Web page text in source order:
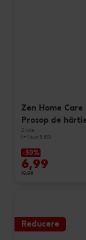
Zen Home Care
Prosop de
2 role
(=1 buc 3.50)
-30%
6,99
10,05
Reducere